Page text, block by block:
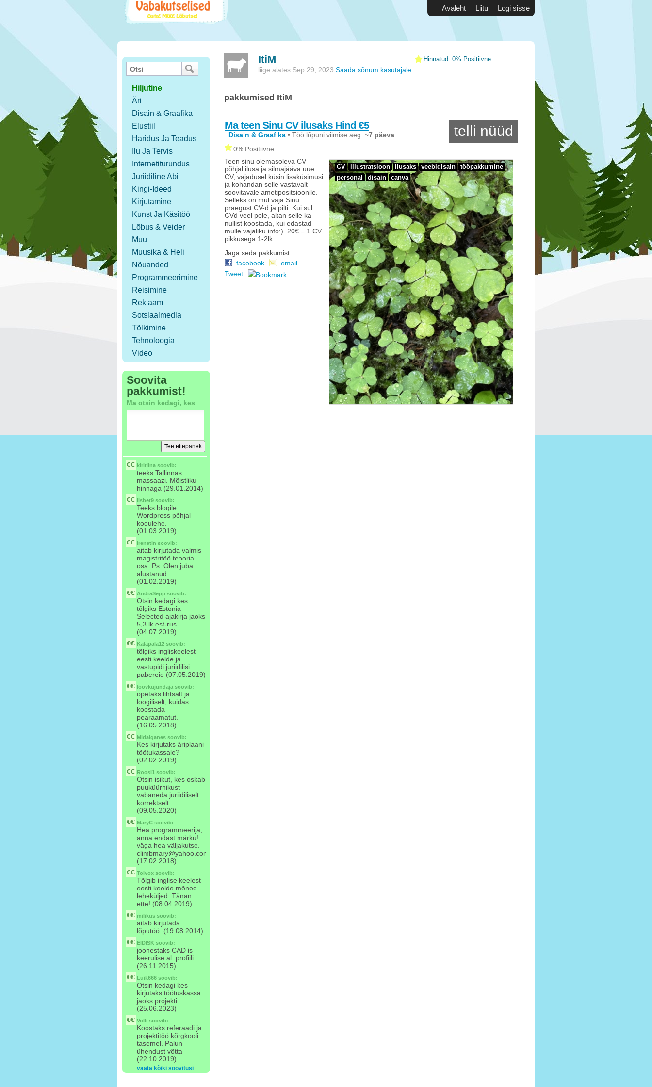
Avaleht Liitu Logi sisse
Hiljutine
Äri
Disain & Graafika
Elustiil
Haridus Ja Teadus
Ilu Ja Tervis
Internetiturundus
Juriidiline Abi
Kingi-Ideed
Kirjutamine
Kunst Ja Käsitöö
Lõbus & Veider
Muu
Muusika & Heli
Nõuanded
Programmeerimine
Reisimine
Reklaam
Sotsiaalmedia
Tõlkimine
Tehnoloogia
Video
Soovita
pakkumist!
Ma otsin kedagi, kes
kiritiina soovib:
teeks Tallinnas
massaazi. Mõistliku
hinnaga (29.01.2014)
lisbet9 soovib:
Teeks blogile
Wordpress põhjal
kodulehe.
(01.03.2019)
irenetln soovib:
aitab kirjutada valmis
magistritöö teooria
osa. Ps. Olen juba
alustanud.
(01.02.2019)
AndraSepp soovib:
Otsin kedagi kes
tõlgiks Estonia
Selected ajakirja jaoks
5,3 lk est-rus.
(04.07.2019)
Kalapala12 soovib:
tõlgiks ingliskeelest
eesti keelde ja
vastupidi juriidilisi
pabereid (07.05.2019)
loovkujundaja soovib:
õpetaks lihtsalt ja
loogiliselt, kuidas
koostada
pearaamatut.
(16.05.2018)
Midaiganes soovib:
Kes kirjutaks äriplaani
töötukassale?
(02.02.2019)
Roosi1 soovib:
Otsin isikut, kes oskab
puuküürnikust
vabaneda juriidiliselt
korrektselt.
(09.05.2020)
MaryC soovib:
Hea programmeerija,
anna endast märku!
väga hea väljakutse.
climbmary@yahoo.com
(17.02.2018)
Toivox soovib:
Tõlgib inglise keelest
eesti keelde mõned
leheküljed. Tänan
ette! (08.04.2019)
milikus soovib:
aitab kirjutada
lõputöö. (19.08.2014)
EIDISK soovib:
joonestaks CAD is
keerulise al. profiili.
(26.11.2015)
Luik666 soovib:
Otsin kedagi kes
kirjutaks töötuskassa
jaoks projekti.
(25.06.2023)
Volli soovib:
Koostaks referaadi ja
projektitöö kõrgkooli
tasemel. Palun
ühendust võtta
(22.10.2019)
vaata kõiki soovitusi
ItiM Hinnatud: 0% Positiivne
liige alates Sep 29, 2023 Saada sõnum kasutajale
pakkumised ItiM
Ma teen Sinu CV ilusaks Hind €5
: Disain & Graafika • Töö lõpuni viimise aeg: ~7 päeva
0% Positiivne
telli nüüd
Teen sinu olemasoleva CV
põhjal ilusa ja silmajääva uue
CV, vajadusel küsin lisaküsimusi
ja kohandan selle vastavalt
soovitavale ametipositsioonile.
Selleks on mul vaja Sinu
praegust CV-d ja pilti. Kui sul
CVd veel pole, aitan selle ka
nullist koostada, kui edastad
mulle vajaliku info:). 20€ = 1 CV
pikkusega 1-2lk
Jaga seda pakkumist:
facebook
email
Tweet
CV illustratsioon ilusaks veebidisain
tööpakkumine
personal
disain canva